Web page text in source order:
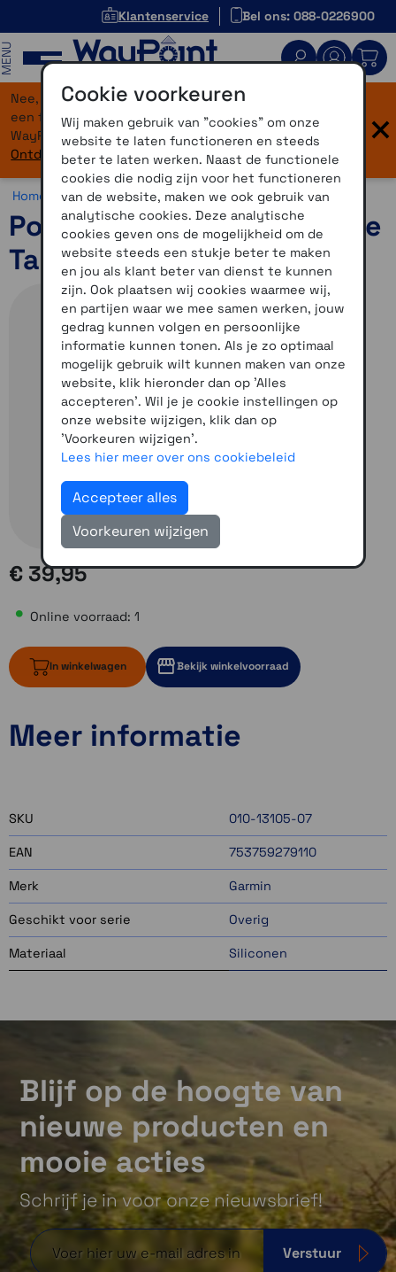
Klantenservice Bel ons: 088-0226900
Nee, je bent niet verdwaald! Onze website heeft
een flinke upgrade gekregen. Dezelfde vertrouwde
WayPoint-service, maar dan in een modern jasje.
Ontdek hier wat er allemaal nieuw is.
×
Home >Horloges >Horlogebandjes >Overige bandjes
Polsband Instinct 2 Coyote
Tan
€ 39,95
Online voorraad: 1
In winkelwagen Bekijk winkelvoorraad
1 op voorraad
Momenteel even niet op voorraad
Meer informatie
SKU 010-13105-07
EAN 753759279110
Merk Garmin
Geschikt voor serie Overig
Materiaal Siliconen
Blijf op de hoogte van
nieuwe producten en
mooie acties
Schrijf je in voor onze nieuwsbrief!
Verstuur
Cookie voorkeuren
Wij maken gebruik van "cookies" om onze
website te laten functioneren en steeds
beter te laten werken. Naast de functionele
cookies die nodig zijn voor het functioneren
van de website, maken we ook gebruik van
analytische cookies. Deze analytische
cookies geven ons de mogelijkheid om de
website steeds een stukje beter te maken
en jou als klant beter van dienst te kunnen
zijn. Ook plaatsen wij cookies waarmee wij,
en partijen waar we mee samen werken, jouw
gedrag kunnen volgen en persoonlijke
informatie kunnen tonen. Als je zo optimaal
mogelijk gebruik wilt kunnen maken van onze
website, klik hieronder dan op 'Alles
accepteren'. Wil je je cookie instellingen op
onze website wijzigen, klik dan op
'Voorkeuren wijzigen'.
Lees hier meer over ons cookiebeleid
Accepteer alles
Voorkeuren wijzigen